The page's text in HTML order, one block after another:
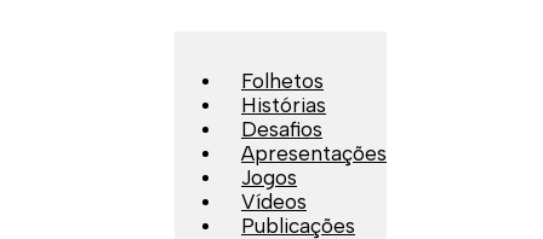
Folhetos
Histórias
Desafios
Apresentações
Jogos
Vídeos
Publicações